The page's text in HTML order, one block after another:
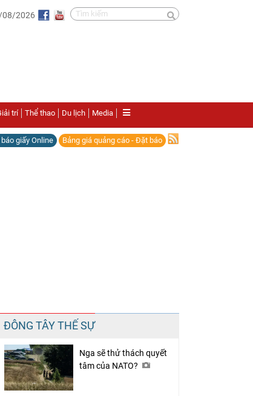
08/2026
trí Thể thao Du lịch Media
giấy Online Bảng giá quảng cáo - Đặt báo
Chia sẻ
Facebook
ĐÔNG TÂY THẾ SỰ
Nga sẽ thử thách quyết
tâm của NATO?